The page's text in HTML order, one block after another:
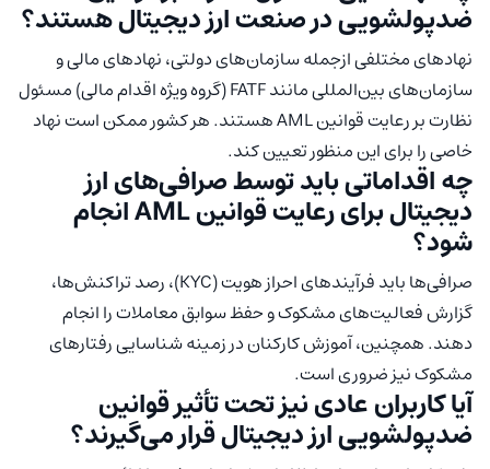
ضدپولشویی در صنعت ارز دیجیتال هستند؟
نهادهای مختلفی ازجمله سازمان‌های دولتی، نهادهای مالی و
سازمان‌های بین‌المللی مانند FATF (گروه ویژه اقدام مالی) مسئول
نظارت بر رعایت قوانین AML هستند. هر کشور ممکن است نهاد
خاصی را برای این منظور تعیین کند.
چه اقداماتی باید توسط صرافی‌های ارز
دیجیتال برای رعایت قوانین AML انجام
شود؟
صرافی‌ها باید فرآیندهای احراز هویت (KYC)، رصد تراکنش‌ها،
گزارش فعالیت‌های مشکوک و حفظ سوابق معاملات را انجام
دهند. همچنین، آموزش کارکنان در زمینه شناسایی رفتارهای
مشکوک نیز ضروری است.
آیا کاربران عادی نیز تحت تأثیر قوانین
ضدپولشویی ارز دیجیتال قرار می‌گیرند؟